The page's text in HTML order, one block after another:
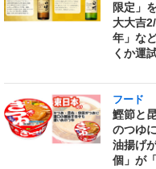
限定」
大大吉
年」な
くか運
フード
鰹節と
のつゆ
油揚げ
個」が